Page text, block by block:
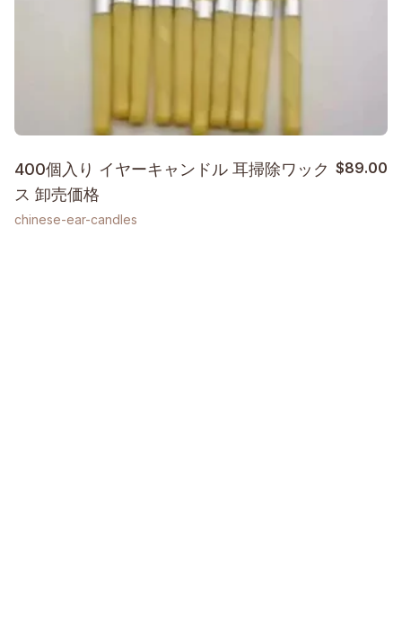
400個入り イヤーキャンドル 耳掃除ワック
ス 卸売価格
$89.00
chinese-ear-candles